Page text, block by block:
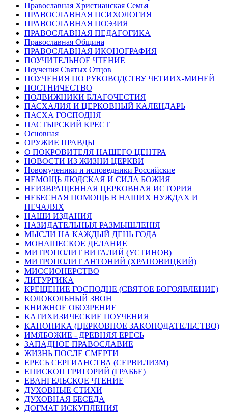
Православная Христианская Семья
ПРАВОСЛАВНАЯ ПСИХОЛОГИЯ
ПРАВОСЛАВНАЯ ПОЭЗИЯ
ПРАВОСЛАВНАЯ ПЕДАГОГИКА
Православная Община
ПРАВОСЛАВНАЯ ИКОНОГРАФИЯ
ПОУЧИТЕЛЬНОЕ ЧТЕНИЕ
Поучения Святых Отцов
ПОУЧЕНИЯ ПО РУКОВОДСТВУ ЧЕТИИХ-МИНЕЙ
ПОСТНИЧЕСТВО
ПОДВИЖНИКИ БЛАГОЧЕСТИЯ
ПАСХАЛИЯ И ЦЕРКОВНЫЙ КАЛЕНДАРЬ
ПАСХА ГОСПОДНЯ
ПАСТЫРСКИЙ КРЕСТ
Основная
ОРУЖИЕ ПРАВДЫ
О ПОКРОВИТЕЛЯ НАШЕГО ЦЕНТРА
НОВОСТИ ИЗ ЖИЗНИ ЦЕРКВИ
Новомученики и исповедники Российские
НЕМОЩЬ ЛЮДСКАЯ И СИЛА БОЖИЯ
НЕИЗВРАЩЕННАЯ ЦЕРКОВНАЯ ИСТОРИЯ
НЕБЕСНАЯ ПОМОЩЬ В НАШИХ НУЖДАХ И
ПЕЧАЛЯХ
НАШИ ИЗДАНИЯ
НАЗИДАТЕЛЬНЫЯ РАЗМЫШЛЕНІЯ
МЫСЛИ НА КАЖДЫЙ ДЕНЬ ГОДА
МОНАШЕСКОЕ ДЕЛАНИЕ
МИТРОПОЛИТ ВИТАЛИЙ (УСТИНОВ)
МИТРОПОЛИТ АНТОНИЙ (ХРАПОВИЦКИЙ)
МИССИОНЕРСТВО
ЛИТУРГИКА
КРЕЩЕНИЕ ГОСПОДНЕ (СВЯТОЕ БОГОЯВЛЕНИЕ)
КОЛОКОЛЬНЫЙ ЗВОН
КНИЖНОЕ ОБОЗРЕНИЕ
КАТИХИЗИЧЕСКИЕ ПОУЧЕНИЯ
КАНОНИКА (ЦЕРКОВНОЕ ЗАКОНОДАТЕЛЬСТВО)
ИМЯБОЖИЕ - ДРЕВНЯЯ ЕРЕСЬ
ЗАПАДНОЕ ПРАВОСЛАВИЕ
ЖИЗНЬ ПОСЛЕ СМЕРТИ
ЕРЕСЬ СЕРГИАНСТВА (СЕРВИЛИЗМ)
ЕПИСКОП ГРИГОРИЙ (ГРАББЕ)
ЕВАНГЕЛЬСКОЕ ЧТЕНИЕ
ДУХОВНЫЕ СТИХИ
ДУХОВНАЯ БЕСЕДА
ДОГМАТ ИСКУПЛЕНИЯ